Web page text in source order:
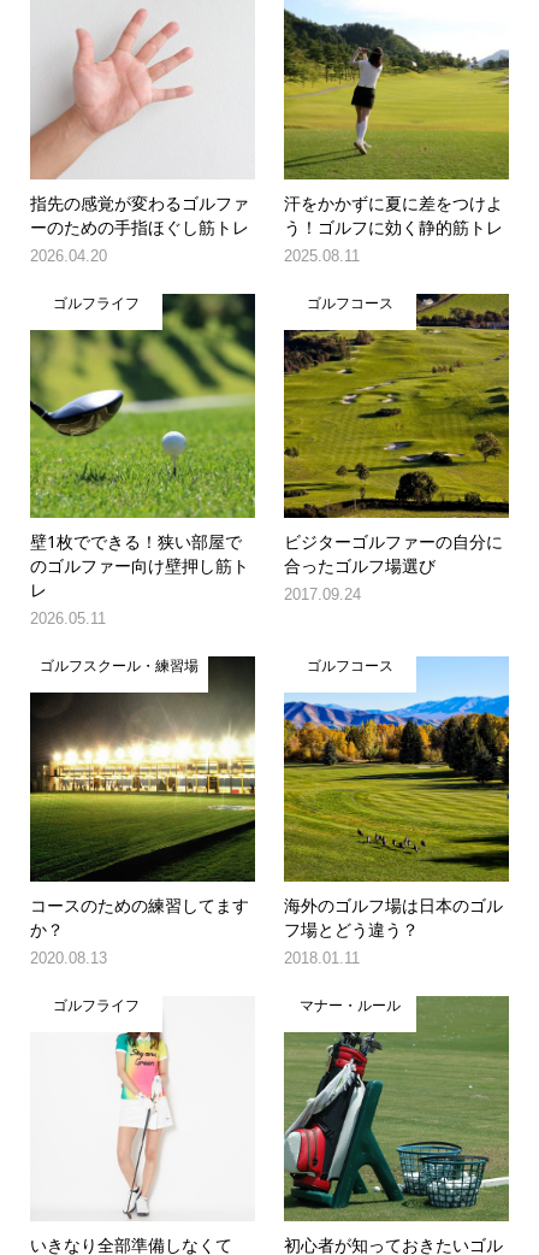
指先の感覚が変わるゴルファ
ーのための手指ほぐし筋トレ
2026.04.20
汗をかかずに夏に差をつけよ
う！ゴルフに効く静的筋トレ
2025.08.11
ゴルフライフ
壁1枚でできる！狭い部屋で
のゴルファー向け壁押し筋ト
レ
2026.05.11
ゴルフコース
ビジターゴルファーの自分に
合ったゴルフ場選び
2017.09.24
ゴルフスクール・練習場
コースのための練習してます
か？
2020.08.13
ゴルフコース
海外のゴルフ場は日本のゴル
フ場とどう違う？
2018.01.11
ゴルフライフ
いきなり全部準備しなくて
マナー・ルール
初心者が知っておきたいゴル